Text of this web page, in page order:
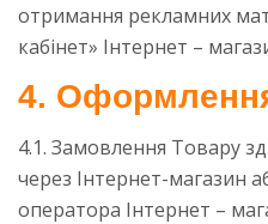
отримання рекламних
кабінет» Інтернет –
4.
4.1. Замовлення Товару
через Інтернет-магазин
оператора Інтернет –